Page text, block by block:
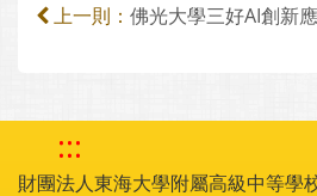
上一則： 佛光大學三好AI創新
:::
財團法人東海大學附屬高級中等學